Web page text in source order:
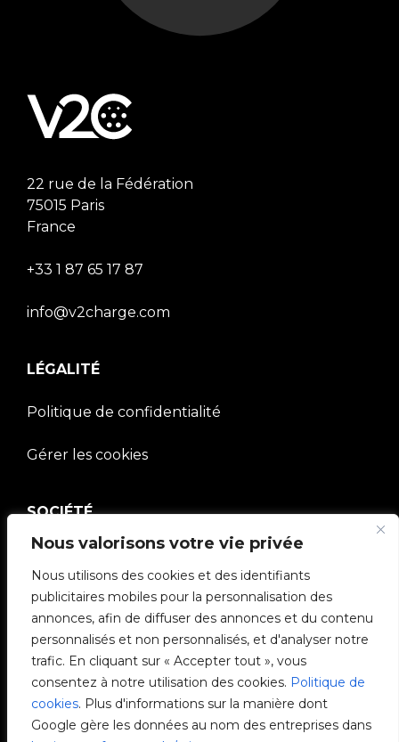
Nous valorisons votre vie privée
Nous utilisons des cookies et des identifiants
publicitaires mobiles pour la personnalisation des
annonces, afin de diffuser des annonces et du contenu
personnalisés et non personnalisés, et d'analyser notre
trafic. En cliquant sur « Accepter tout », vous
consentez à notre utilisation des cookies. Politique de
cookies. Plus d'informations sur la manière dont
Google gère les données au nom des entreprises dans
22 rue de la Fédération
75015 Paris
France
+33 1 87 65 17 87
info@v2charge.com
LÉGALITÉ
Politique de confidentialité
Gérer les cookies
SOCIÉTÉ
Communauté V2C
e-Chargers
V2C Cloud
V2C Payments
Blog